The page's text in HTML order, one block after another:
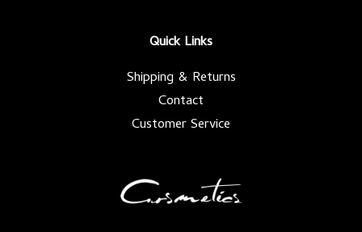
Quick Links
Shipping & Returns
Contact
Customer Service